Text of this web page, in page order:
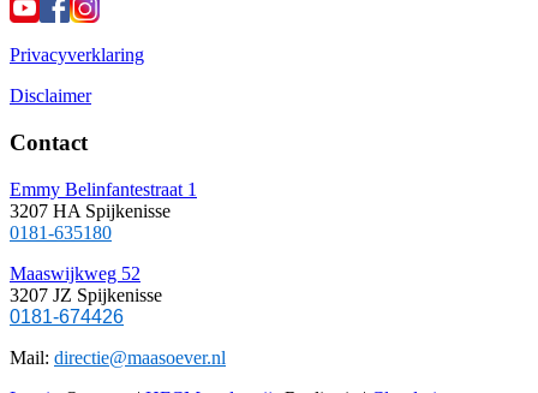
Privacyverklaring
Disclaimer
Contact
Emmy Belinfantestraat 1
3207 HA Spijkenisse
0181-635180
Maaswijkweg 52
3207 JZ Spijkenisse
0181-674426
Mail: directie@maasoever.nl